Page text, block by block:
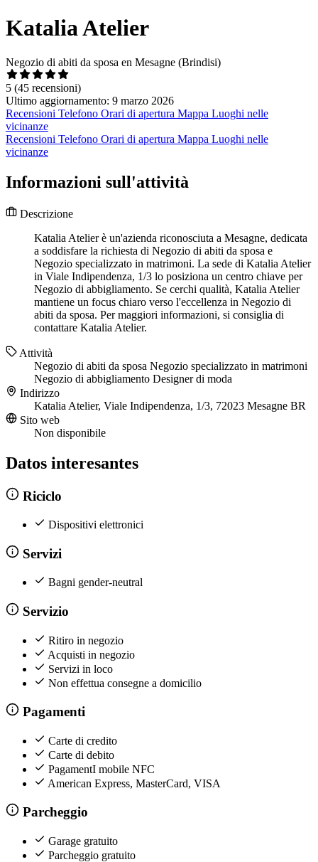
Katalia Atelier
Negozio di abiti da sposa en Mesagne (Brindisi)
5 (45 recensioni)
Ultimo aggiornamento: 9 marzo 2026
Recensioni Telefono Orari di apertura Mappa Luoghi nelle
vicinanze
Recensioni Telefono Orari di apertura Mappa Luoghi nelle
vicinanze
Informazioni sull'attività
Descrizione
Katalia Atelier è un'azienda riconosciuta a Mesagne, dedicata
a soddisfare la richiesta di Negozio di abiti da sposa e
Negozio specializzato in matrimoni. La sede di Katalia Atelier
in Viale Indipendenza, 1/3 lo posiziona un centro chiave per
Negozio di abbigliamento. Se cerchi qualità, Katalia Atelier
mantiene un focus chiaro verso l'eccellenza in Negozio di
abiti da sposa. Per maggiori informazioni, si consiglia di
contattare Katalia Atelier.
Attività
Negozio di abiti da sposa Negozio specializzato in matrimoni
Negozio di abbigliamento Designer di moda
Indirizzo
Katalia Atelier, Viale Indipendenza, 1/3, 72023 Mesagne BR
Sito web
Non disponibile
Datos interesantes
Riciclo
Dispositivi elettronici
Servizi
Bagni gender-neutral
Servizio
Ritiro in negozio
Acquisti in negozio
Servizi in loco
Non effettua consegne a domicilio
Pagamenti
Carte di credito
Carte di debito
PagamentI mobile NFC
American Express, MasterCard, VISA
Parcheggio
Garage gratuito
Parcheggio gratuito